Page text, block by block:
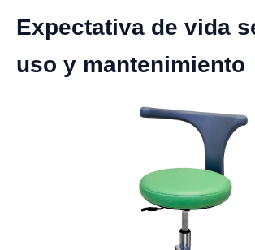
Expectativa de vida
uso y mantenimiento